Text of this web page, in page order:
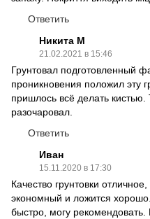
Ответить
Никита М
21.02.2021 в 15:46
Грунтовал подготовленный
проникновения положил эту
пришлось всё делать кистью.
разочаровал.
Ответить
Иван
15.11.2020 в 17:30
Качество грунтовки
экономный и ложится
быстро, могу